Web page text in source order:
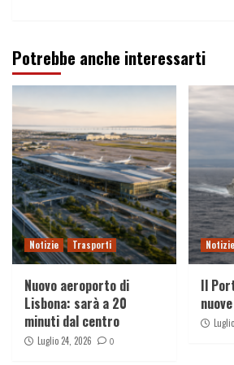
Potrebbe anche interessarti
Notizie Trasporti
Nuovo aeroporto di
Lisbona: sarà a 20
minuti dal centro
Luglio 24, 2026 0
Notizie
Il